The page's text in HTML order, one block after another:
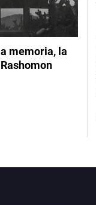
memoria, la